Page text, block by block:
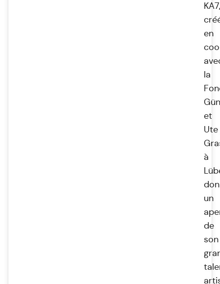
KA7,
en
la
et
Ute
à
un
de
son